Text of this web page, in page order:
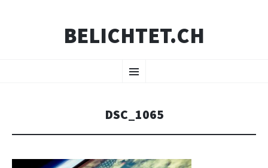
BELICHTET.CH
Menü
INHALT
DSC_1065